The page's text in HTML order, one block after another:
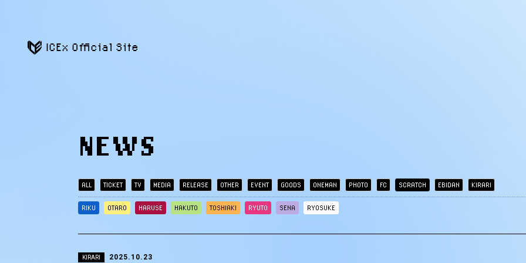
ICEx Official Site
NEWS
ALL TICKET TV MEDIA RELEASE OTHER EVENT GOODS ONEMAN PHOTO FC SCRATCH EBIDAN KIRARI
RIKU OTARO HARUSE HAKUTO TOSHIAKI RYUTO SENA RYOSUKE
KIRARI 2025.10.23